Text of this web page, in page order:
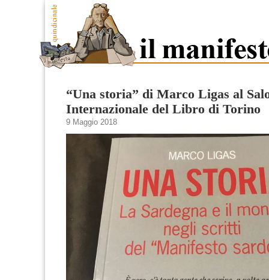
“Una storia” di Marco Ligas al
Internazionale del Libro di Torino
9 Maggio 2018